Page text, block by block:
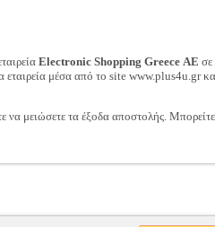
Electronic Shopping Greece ΑΕ σε
εταιρεία μέσα από το site www.plus4u.gr
να μειώσετε τα έξοδα αποστολής.